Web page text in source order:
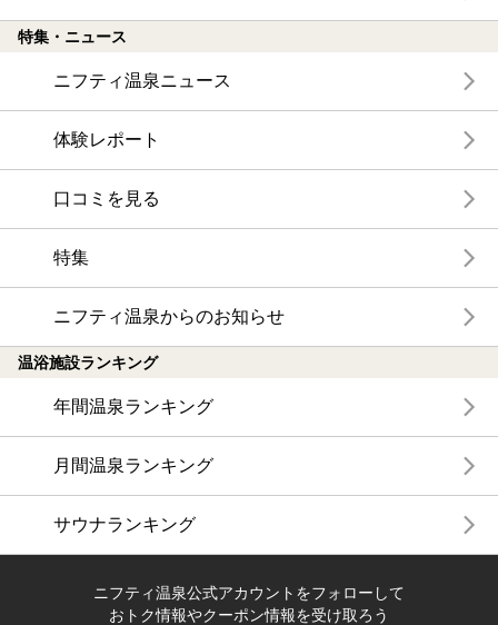
特集・ニュース
ニフティ温泉ニュース
体験レポート
口コミを見る
特集
ニフティ温泉からのお知らせ
温浴施設ランキング
年間温泉ランキング
月間温泉ランキング
サウナランキング
ニフティ温泉公式アカウントをフォローして
おトク情報やクーポン情報を受け取ろう